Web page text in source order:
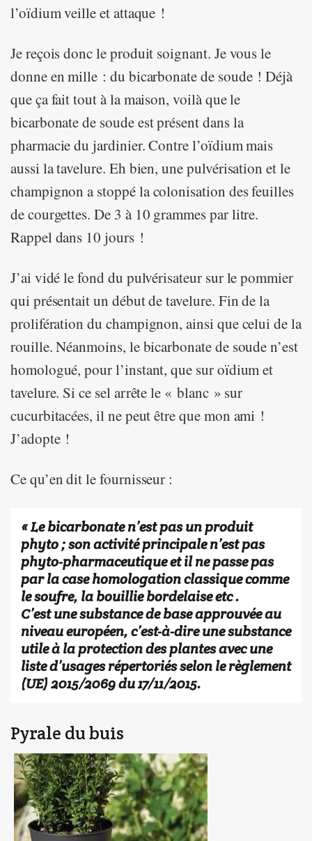
l’oïdium veille et attaque !
Je reçois donc le produit soignant. Je vous le
donne en mille : du bicarbonate de soude ! Déjà
que ça fait tout à la maison, voilà que le
bicarbonate de soude est présent dans la
pharmacie du jardinier. Contre l’oïdium mais
aussi la tavelure. Eh bien, une pulvérisation et le
champignon a stoppé la colonisation des feuilles
de courgettes. De 3 à 10 grammes par litre.
Rappel dans 10 jours !
J’ai vidé le fond du pulvérisateur sur le pommier
qui présentait un début de tavelure. Fin de la
prolifération du champignon, ainsi que celui de la
rouille. Néanmoins, le bicarbonate de soude n’est
homologué, pour l’instant, que sur oïdium et
tavelure. Si ce sel arrête le « blanc » sur
cucurbitacées, il ne peut être que mon ami !
J’adopte !
Ce qu’en dit le fournisseur :
« Le bicarbonate n’est pas un produit
phyto ; son activité principale n’est pas
phyto-pharmaceutique et il ne passe pas
par la case homologation classique comme
le soufre, la bouillie bordelaise etc .
C’est une substance de base approuvée au
niveau européen, c’est-à-dire une substance
utile à la protection des plantes avec une
liste d’usages répertoriés selon le règlement
(UE) 2015/2069 du 17/11/2015.
Pyrale du buis